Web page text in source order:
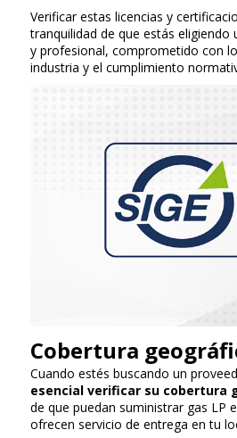
Verificar estas licencias y
tranquilidad de que estás eligiendo
y profesional, comprometido con
industria y el cumplimiento
Cobertura
Cuando estés buscando un
esencial verificar su cobertura
de que puedan suministrar gas LP
ofrecen servicio de entrega en tu